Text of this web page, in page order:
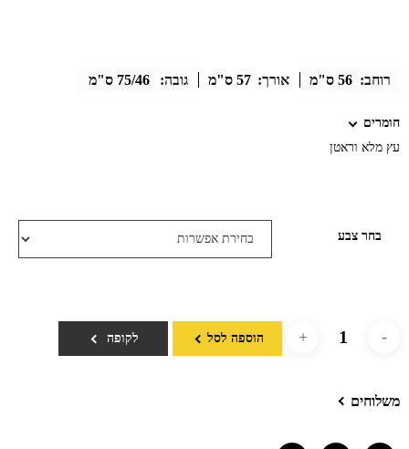
רוחב: 56 ס"מ אורך: 57 ס"מ גובה: 75/46 ס"מ
חומרים
עץ מלא וראטן
בחר צבע
הוספה לסל לקופה
משלוחים